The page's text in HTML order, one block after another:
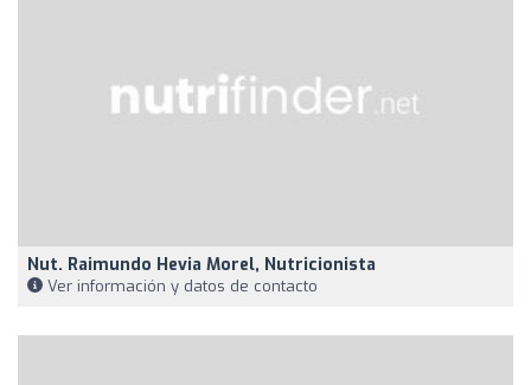
Nut. Raimundo Hevia Morel, Nutricionista
Ver información y datos de contacto